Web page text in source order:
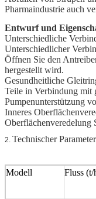
Pharmaindustrie auch
Entwurf und
Unterschiedliche
Unterschiedlicher
Öffnen Sie den
hergestellt wird.
Gesundheitliche
Teile in Verbindung mit
Pumpenunterstützung
Inneres
Oberflächenveredelung
2. Technischer
Modell Fluss (t/